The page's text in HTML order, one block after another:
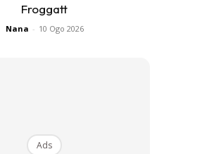
Froggatt
Nana - 10 Ogo 2026
Ads